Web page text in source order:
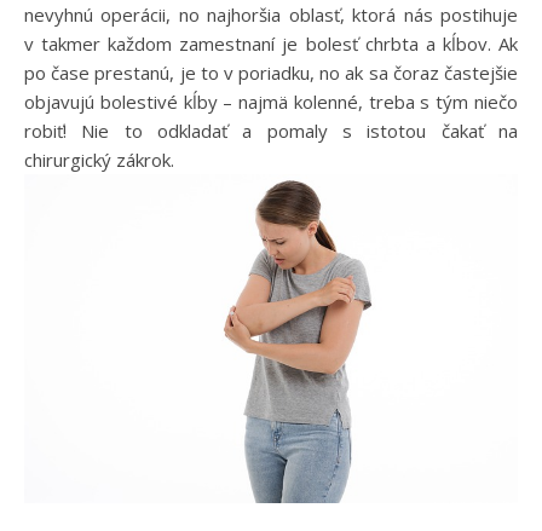
nevyhnú operácii, no najhoršia oblasť, ktorá nás postihuje
v takmer každom zamestnaní je bolesť chrbta a kĺbov. Ak
po čase prestanú, je to v poriadku, no ak sa čoraz častejšie
objavujú bolestivé kĺby – najmä kolenné, treba s tým niečo
robiť! Nie to odkladať a pomaly s istotou čakať na
chirurgický zákrok.